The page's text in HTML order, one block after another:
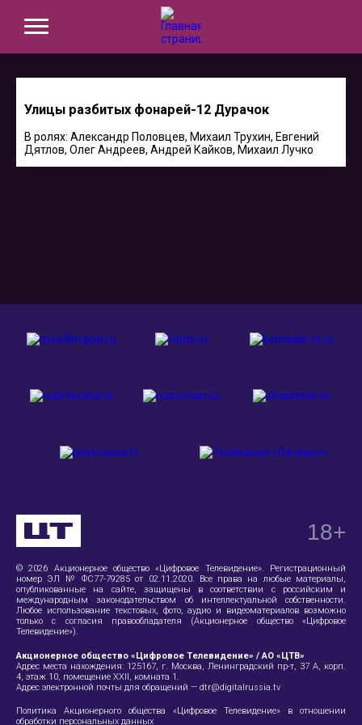
Улицы разбитых фонарей-12 Дурачок
В ролях: Александр Половцев, Михаил Трухин, Евгений
Дятлов, Олег Андреев, Андрей Кайков, Михаил Лучко
© 2026 Акционерное общество «Цифровое Телевидение». Регистрационный
номер ЭЛ № ФС77-79285 от 02.11.2020. Все права на любые материалы,
опубликованные на сайте, защищены в соответствии с российским и
международным законодательством об интеллектуальной собственности.
Любое использование текстовых, фото, аудио и видеоматериалов возможно
только с согласия правообладателя (Акционерное общество «Цифровое
Телевидение»).
Акционерное общество «Цифровое Телевидение» / АО «ЦТВ»
Адрес места нахождения: 125167, г. Москва, Ленинградский пр-т, 37 А , корп.
4, этаж 10, помещение XXII, комната 1.
Адрес электронной почты для обращений — dtr@digitalrussia.tv
Политика Акционерного общества «Цифровое Телевидение» в отношении
обработки персональных данных
18+